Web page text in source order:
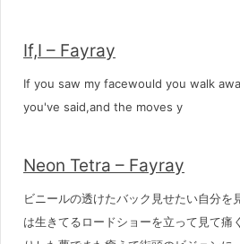
If,I – Fayray
If you saw my facewould you walk
you've said,and the moves y
Neon Tetra – Fayray
ビニールの透けたバック見せたい自分を
は生きてるロードショーを立って見て痛